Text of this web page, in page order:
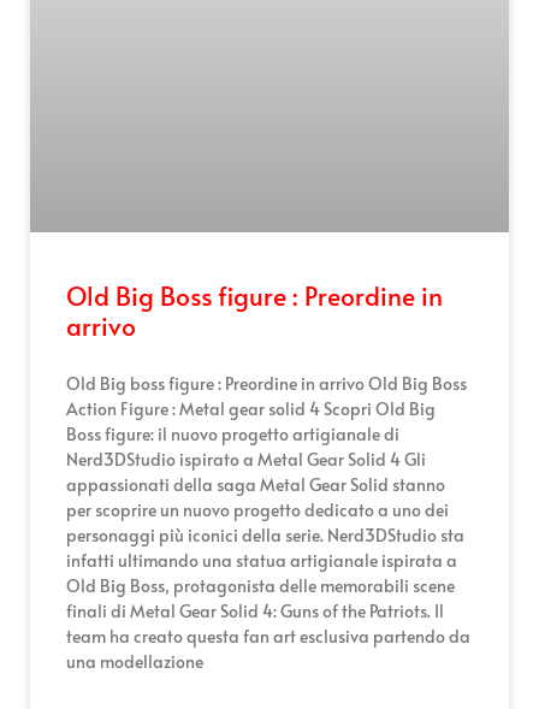
Old Big Boss figure : Preordine in
arrivo
Old Big boss figure : Preordine in arrivo Old Big Boss
Action Figure : Metal gear solid 4 Scopri Old Big
Boss figure: il nuovo progetto artigianale di
Nerd3DStudio ispirato a Metal Gear Solid 4 Gli
appassionati della saga Metal Gear Solid stanno
per scoprire un nuovo progetto dedicato a uno dei
personaggi più iconici della serie. Nerd3DStudio sta
infatti ultimando una statua artigianale ispirata a
Old Big Boss, protagonista delle memorabili scene
finali di Metal Gear Solid 4: Guns of the Patriots. Il
team ha creato questa fan art esclusiva partendo da
una modellazione